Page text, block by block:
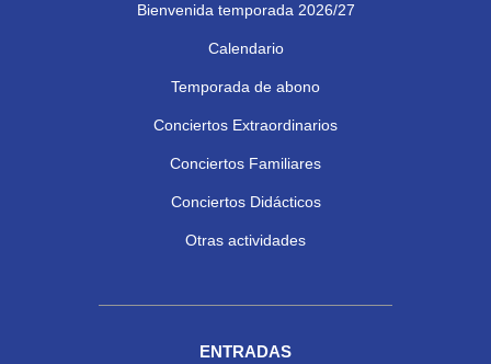
Bienvenida temporada 2026/27
Calendario
Temporada de abono
Conciertos Extraordinarios
Conciertos Familiares
Conciertos Didácticos
Otras actividades
ENTRADAS